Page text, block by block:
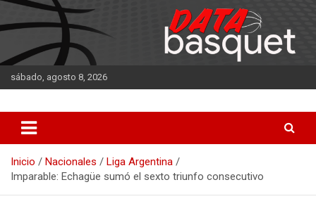
Saltar
al
contenido
sábado, agosto 8, 2026
DATA Basquet
Inicio Nacionales
Liga Argentina
Imparable: Echagüe sumó el sexto triunfo consecutivo